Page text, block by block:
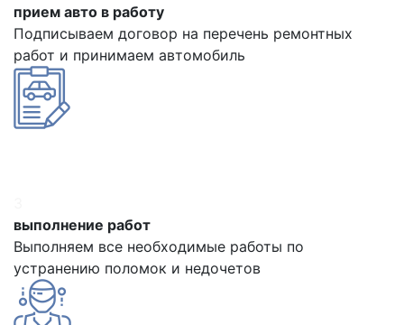
прием авто в работу
Подписываем договор на перечень ремонтных
работ и принимаем автомобиль
выполнение работ
Выполняем все необходимые работы по
устранению поломок и недочетов